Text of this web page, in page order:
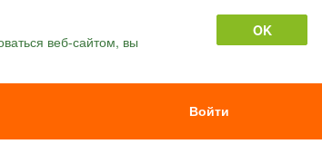
OK
веб-сайтом, вы
Войти